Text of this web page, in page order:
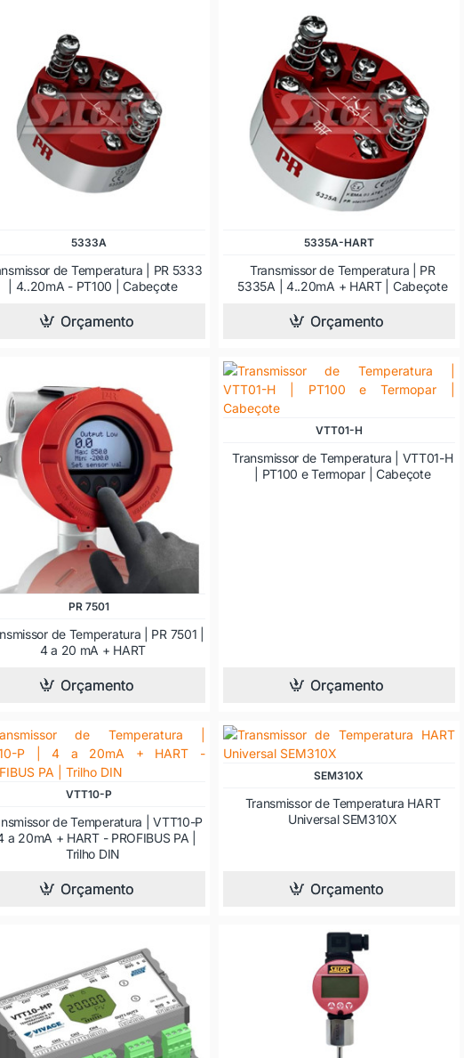
5333A
de Temperatura | PR 5333
| 4..20mA - PT100 | Cabeçote
Orçamento
5335A-HART
Transmissor de Temperatura | PR
5335A | 4..20mA + HART | Cabeçote
Orçamento
PR 7501
de Temperatura | PR 7501 |
4 a 20 mA + HART
Orçamento
VTT01-H
Transmissor de Temperatura | VTT01-H
| PT100 e Termopar | Cabeçote
Orçamento
VTT10-P
de Temperatura | VTT10-P
4 a 20mA + HART - PROFIBUS PA |
Trilho DIN
Orçamento
SEM310X
Transmissor de Temperatura HART
Universal SEM310X
Orçamento